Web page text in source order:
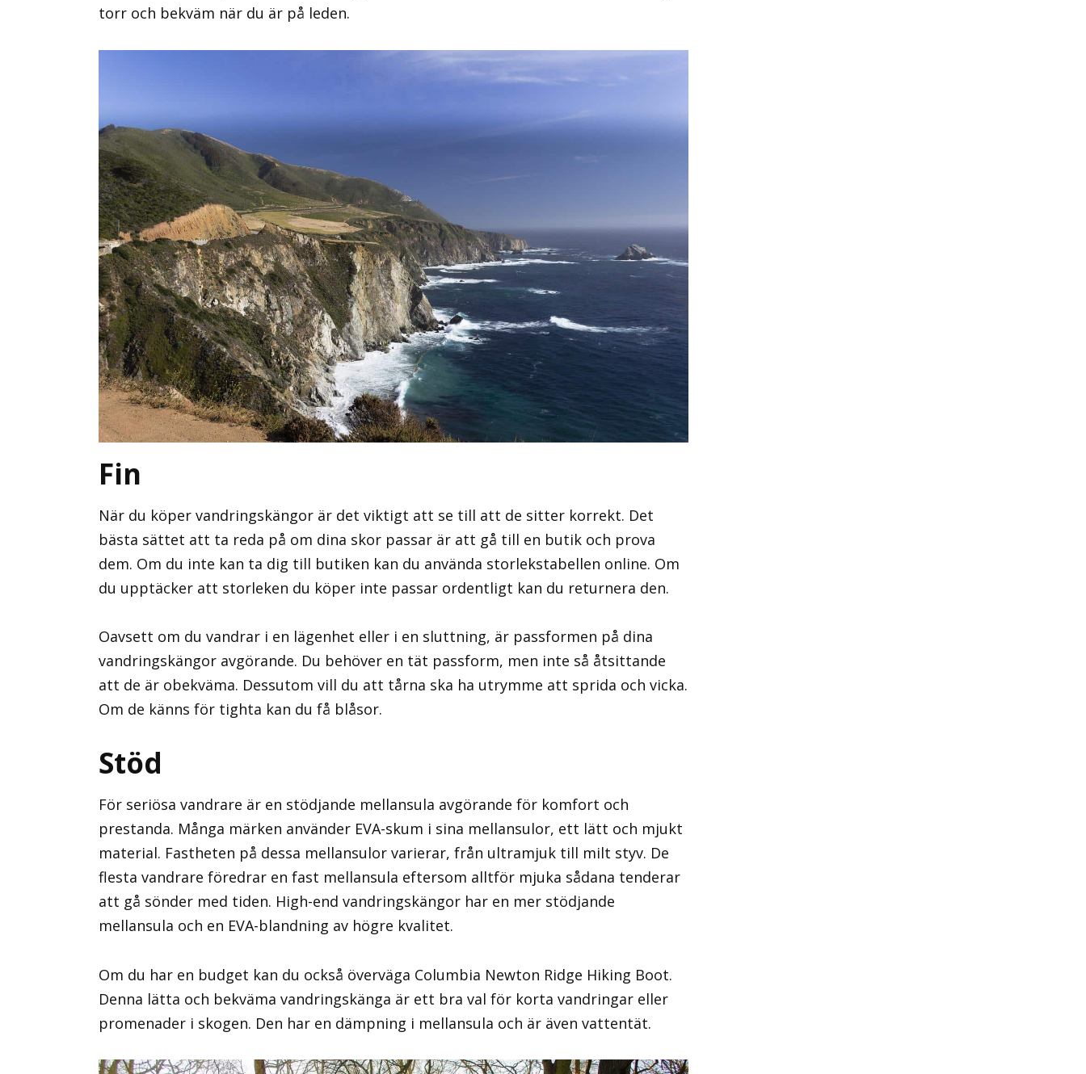
torr och bekväm när du är på leden.
Fin
När du köper vandringskängor är det viktigt att se till att de sitter korrekt. Det
bästa sättet att ta reda på om dina skor passar är att gå till en butik och prova
dem. Om du inte kan ta dig till butiken kan du använda storlekstabellen online. Om
du upptäcker att storleken du köper inte passar ordentligt kan du returnera den.
Oavsett om du vandrar i en lägenhet eller i en sluttning, är passformen på dina
vandringskängor avgörande. Du behöver en tät passform, men inte så åtsittande
att de är obekväma. Dessutom vill du att tårna ska ha utrymme att sprida och vicka.
Om de känns för tighta kan du få blåsor.
Stöd
För seriösa vandrare är en stödjande mellansula avgörande för komfort och
prestanda. Många märken använder EVA-skum i sina mellansulor, ett lätt och mjukt
material. Fastheten på dessa mellansulor varierar, från ultramjuk till milt styv. De
flesta vandrare föredrar en fast mellansula eftersom alltför mjuka sådana tenderar
att gå sönder med tiden. High-end vandringskängor har en mer stödjande
mellansula och en EVA-blandning av högre kvalitet.
Om du har en budget kan du också överväga Columbia Newton Ridge Hiking Boot.
Denna lätta och bekväma vandringskänga är ett bra val för korta vandringar eller
promenader i skogen. Den har en dämpning i mellansula och är även vattentät.